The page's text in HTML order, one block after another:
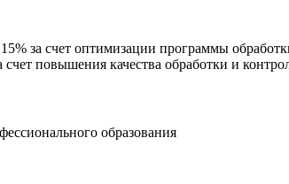
за счет оптимизации программы
повышения качества обработки и
образования